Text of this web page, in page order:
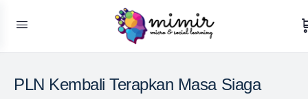
PLN Kembali Terapkan Masa Siaga